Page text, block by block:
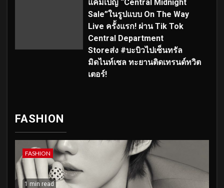
แคมเปญ “Central Midnight
Sale”ในรูปแบบ On The Way
Live ครั้งแรก! ผ่าน Tik Tok
Central Department
Storeส่ง #บะบิวไปเซ็นทรัล
มิดไนท์เซล ทะยานติดเทรนด์ทวิต
เตอร์!
FASHION
FASHION
1 min read